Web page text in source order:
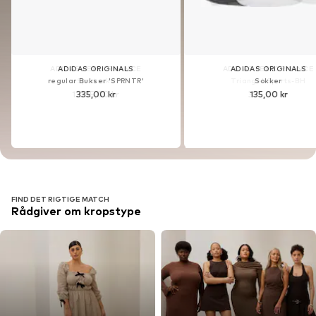
ADIDAS PERFORMANCE
Sportssko
1.035,00 kr
ADIDAS PERFORMANCE
Triangel Sports-BH
375,00 kr
ADIDAS ORIGINALS
regular Bukser 'SPRNTR'
335,00 kr
ADIDAS ORIGINALS
Sokker
135,00 kr
ADIDAS ORIGINALS
regular Bukser 'SPRNTR'
335,00 kr
ADIDAS ORIGINALS
Sokker
135,00 kr
FIND DET RIGTIGE MATCH
Rådgiver om kropstype